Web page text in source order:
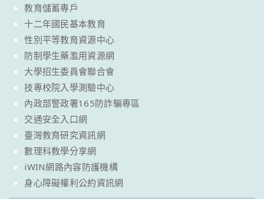
教育儲蓄專戶
十二年國民基本教育
性別平等教育資源中心
防制學生藥濫用資源網
大學招生委員會聯合會
技專校院入學測驗中心
內政部警政署165防詐騙專區
交通安全入口網
臺灣教育研究資訊網
數理科教學分享網
iWIN網路內容防護機構
身心障礙權利公約資訊網